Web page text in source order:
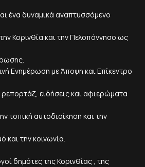
ένα δυναμικά αναπτυσσόμενο
Κορινθία και την Πελοπόννησο ως
Ενημέρωση με Άποψη και Επίκεντρο
ειδήσεις και αφιερώματα
τοπική αυτοδιοίκηση και την
και την κοινωνία.
δημότες της Κορινθίας , της